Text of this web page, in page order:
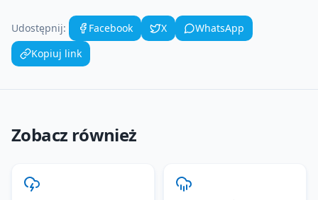
Udostępnij: Facebook X
WhatsApp
Kopiuj link
Zobacz również